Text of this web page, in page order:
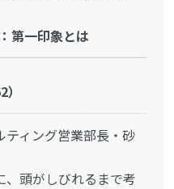
第一印象とは
）
ティング営業部長・砂
頭がしびれるまで考